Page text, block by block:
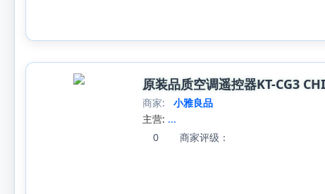
原装品质空调遥控器KT-CG3
商家:
小雅良品
主营: ...
0
商家评级：